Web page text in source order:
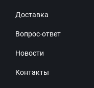
Доставка
Вопрос-ответ
Новости
Контакты